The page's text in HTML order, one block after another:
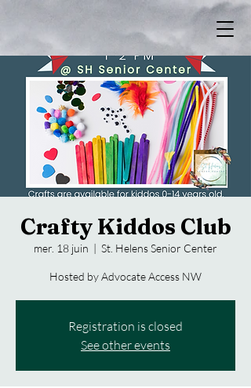
Crafty Kiddos Club
mer. 18 juin
  |
St. Helens Senior Center
Hosted by Advocate Access NW
Registration is closed
See other events